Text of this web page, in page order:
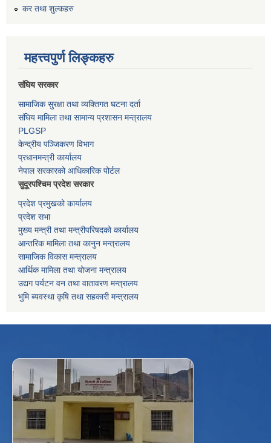
कर तथा शुल्कहरु
महत्त्वपुर्ण लिङ्कहरु
संघिय सरकार
सामाजिक सुरक्षा तथा व्यक्तिगत घटना दर्ता
संघिय मामिला तथा सामान्य प्रशासन मन्त्रालय
PLGSP
केन्द्रीय पञ्जिकरण विभाग
प्रधानमन्त्री कार्यालय
नेपाल सरकारको आधिकारिक पोर्टल
सुदूरपश्चिम प्रदेश सरकार
प्रदेश प्रमुखको कार्यालय
प्रदेश सभा
मुख्य मन्त्री तथा मन्त्रीपरिषदको कार्यालय
आन्तरिक मामिला तथा कानुन मन्त्रालय
सामाजिक विकास मन्त्रालय
आर्थिक मामिला तथा योजना मन्त्रालय
उद्यग पर्यटन वन तथा वातावरण मन्त्रालय
भुमि ब्यवस्था कृषि तथा सहकारी मन्त्रालय
f Facebook ⋯